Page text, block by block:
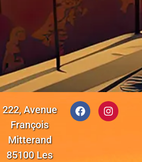
222, Avenue
François
Mitterand
85100 Les